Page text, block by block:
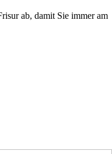
ab, damit Sie immer am